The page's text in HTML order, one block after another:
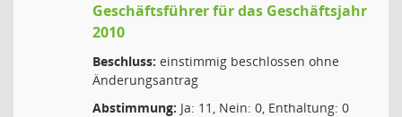
Geschäftsführer für das Geschäftsjahr
2010
Beschluss: einstimmig beschlossen ohne
Änderungsantrag
Abstimmung: Ja: 11, Nein: 0, Enthaltung: 0